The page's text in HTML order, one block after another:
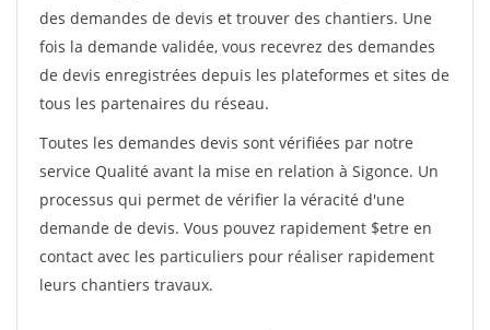
des demandes de devis et trouver des chantiers. Une
fois la demande validée, vous recevrez des demandes
de devis enregistrées depuis les plateformes et sites de
tous les partenaires du réseau.
Toutes les demandes devis sont vérifiées par notre
service Qualité avant la mise en relation à Sigonce. Un
processus qui permet de vérifier la véracité d'une
demande de devis. Vous pouvez rapidement $etre en
contact avec les particuliers pour réaliser rapidement
leurs chantiers travaux.